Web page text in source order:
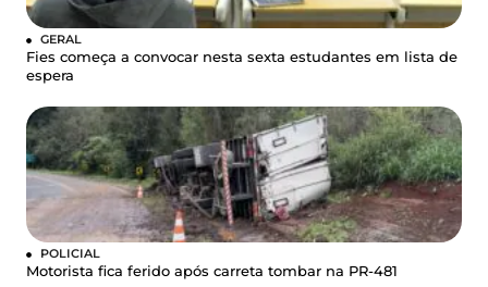
GERAL
Fies começa a convocar nesta sexta estudantes em lista de
espera
POLICIAL
Motorista fica ferido após carreta tombar na PR-481